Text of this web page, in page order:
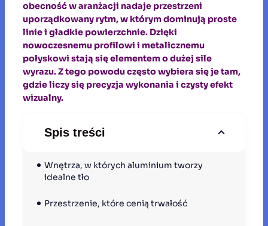
obecność w aranżacji nadaje przestrzeni
uporządkowany rytm, w którym dominują proste
linie i gładkie powierzchnie. Dzięki
nowoczesnemu profilowi i metalicznemu
połyskowi stają się elementem o dużej sile
wyrazu. Z tego powodu często wybiera się je tam,
gdzie liczy się precyzja wykonania i czysty efekt
wizualny.
Spis treści
Wnętrza, w których aluminium tworzy
idealne tło
Przestrzenie, które cenią trwałość